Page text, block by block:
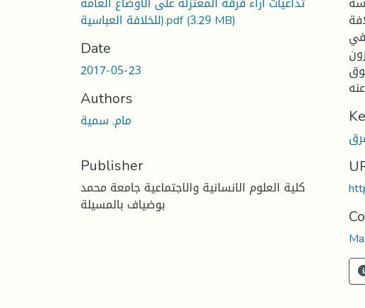
للخلافة العباسية).pdf(3.29 MB)
Date
2017-05-23
Authors
مام, سمية
Publisher
كلية العلوم الانسانية والاجتماعية جامعة محمد
بوضياف بالمسيلة
في